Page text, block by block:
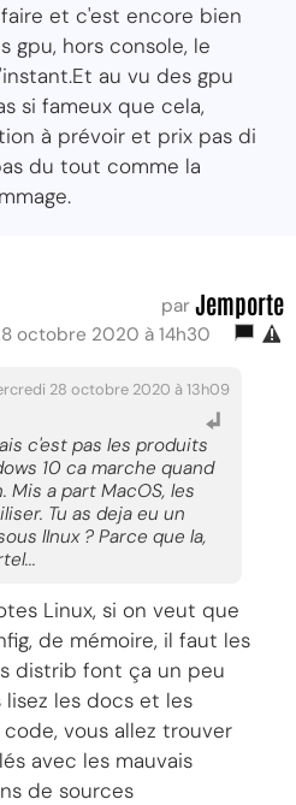
et c'est encore bien
gpu, hors console, le
au vu des gpu
si fameux que cela,
à prévoir et prix pas di
du tout comme la
par Jemporte
octobre 2020 à 14h30
28 octobre 2020 à 13h09
c'est pas les produits
10 ca marche quand
a part MacOS, les
Tu as deja eu un
lInux ? Parce que la,
Linux, si on veut que
de mémoire, il faut les
distrib font ça un peu
lisez les docs et les
vous allez trouver
avec les mauvais
de sources